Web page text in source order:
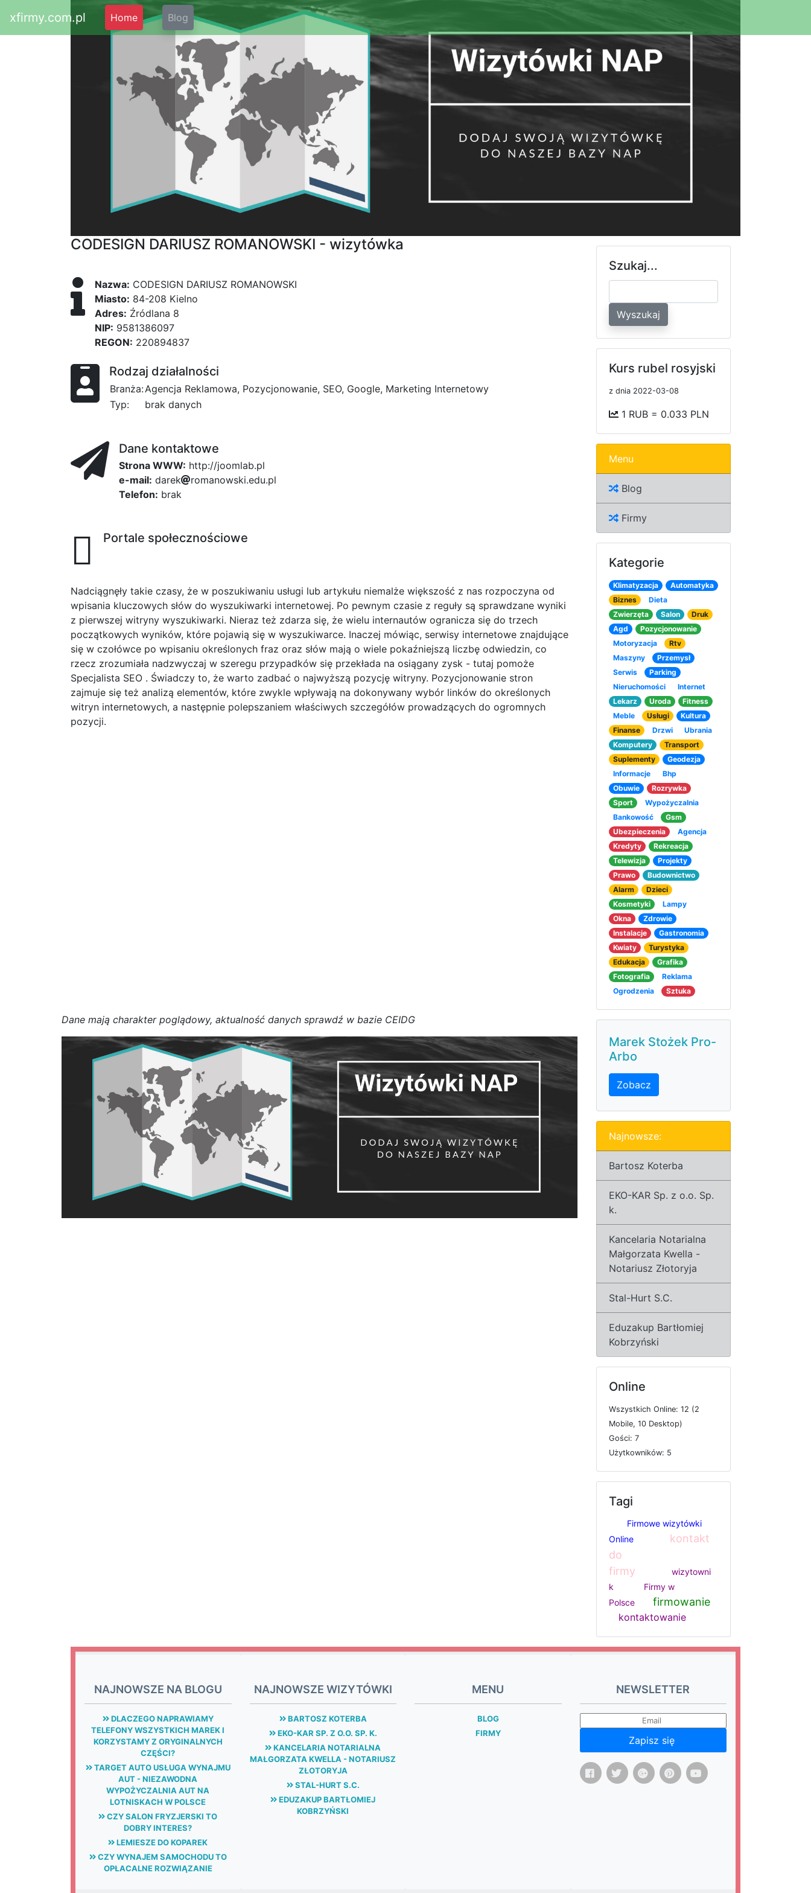
xfirmy.com.pl Home Blog
CODESIGN DARIUSZ ROMANOWSKI - wizytówka
Nazwa: CODESIGN DARIUSZ ROMANOWSKI
Miasto: 84-208 Kielno
Adres: Źródlana 8
NIP: 9581386097
REGON: 220894837
Rodzaj działalności
Branża:Agencja Reklamowa, Pozycjonowanie, SEO, Google, Marketing Internetowy
Typ:
brak danych
Dane kontaktowe
Strona WWW: http://joomlab.pl
e-mail: darek rd8
o4d
manows99
ki343
.edu.pl
Telefon: brak
Portale społecznościowe
Nadciągnęły takie czasy, że w poszukiwaniu usługi lub artykułu niemalże większość z nas rozpoczyna od
wpisania kluczowych słów do wyszukiwarki internetowej. Po pewnym czasie z reguły są sprawdzane wyniki
z pierwszej witryny wyszukiwarki. Nieraz też zdarza się, że wielu internautów ogranicza się do trzech
początkowych wyników, które pojawią się w wyszukiwarce. Inaczej mówiąc, serwisy internetowe znajdujące
się w czołówce po wpisaniu określonych fraz oraz słów mają o wiele pokaźniejszą liczbę odwiedzin, co
rzecz zrozumiała nadzwyczaj w szeregu przypadków się przekłada na osiągany zysk - tutaj pomoże
Specjalista SEO . Świadczy to, że warto zadbać o najwyższą pozycję witryny. Pozycjonowanie stron
zajmuje się też analizą elementów, które zwykle wpływają na dokonywany wybór linków do określonych
witryn internetowych, a następnie polepszaniem właściwych szczegółów prowadzących do ogromnych
pozycji.
Dane mają charakter poglądowy, aktualność danych sprawdź w bazie CEIDG
Szukaj...
Wyszukaj
Kurs rubel rosyjski
z dnia 2022-03-08
1 RUB = 0.033 PLN
Menu
Blog
Firmy
Kategorie
Klimatyzacja
Automatyka
Biznes
Dieta
Zwierzęta
Salon
Druk
Agd
Pozycjonowanie
Motoryzacja
Rtv
Maszyny
Przemysł
Serwis
Parking
Nieruchomości
Internet
Lekarz
Uroda
Fitness
Meble
Usługi
Kultura
Finanse
Drzwi
Ubrania
Komputery
Transport
Suplementy
Geodezja
Informacje
Bhp
Obuwie
Rozrywka
Sport
Wypożyczalnia
Bankowość
Gsm
Ubezpieczenia
Agencja
Kredyty
Rekreacja
Telewizja
Projekty
Prawo
Budownictwo
Alarm
Dzieci
Kosmetyki
Lampy
Okna
Zdrowie
Instalacje
Gastronomia
Kwiaty
Turystyka
Edukacja
Grafika
Fotografia
Reklama
Ogrodzenia
Sztuka
Marek Stożek Pro-
Arbo
Zobacz
Najnowsze:
Bartosz Koterba
EKO-KAR Sp. z o.o. Sp.
k.
Kancelaria Notarialna
Małgorzata Kwella -
Notariusz Złotoryja
Stal-Hurt S.C.
Eduzakup Bartłomiej
Kobrzyński
Online
Wszystkich Online: 12 (2
Mobile, 10 Desktop)
Gości: 7
Użytkowników: 5
Tagi
Firmowe wizytówki
Online
kontakt
do
firmy
wizytowni
k
Firmy w
Polsce
firmowanie
kontaktowanie
NAJNOWSZE NA BLOGU
DLACZEGO NAPRAWIAMY
TELEFONY WSZYSTKICH MAREK I
KORZYSTAMY Z ORYGINALNYCH
CZĘŚCI?
TARGET AUTO USŁUGA WYNAJMU
AUT - NIEZAWODNA
WYPOŻYCZALNIA AUT NA
LOTNISKACH W POLSCE
CZY SALON FRYZJERSKI TO
DOBRY INTERES?
LEMIESZE DO KOPAREK
CZY WYNAJEM SAMOCHODU TO
OPŁACALNE ROZWIĄZANIE
NAJNOWSZE WIZYTÓWKI
BARTOSZ KOTERBA
EKO-KAR SP. Z O.O. SP. K.
KANCELARIA NOTARIALNA
MAŁGORZATA KWELLA - NOTARIUSZ
ZŁOTORYJA
STAL-HURT S.C.
EDUZAKUP BARTŁOMIEJ
KOBRZYŃSKI
MENU
BLOG
FIRMY
NEWSLETTER
Zapisz się